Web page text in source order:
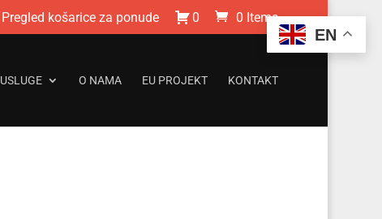
Pregled košarice za ponude 0 0 Items
USLUGE O NAMA EU PROJEKT KONTAKT
EN